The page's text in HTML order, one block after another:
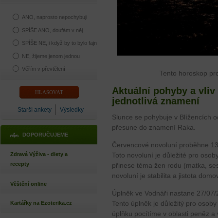
ANO, naprosto nepochybuji
SPÍŠE ANO, doufám v něj
SPÍŠE NE, i když by to bylo fajn
NE, žijeme jenom jednou
Věřím v převtělení
Starší ankety Výsledky
DOPORUČUJEME
Zdravá Výživa - diety a
recepty
Věštění online
Kartářky na Ezoterika.cz
Tento horoskop
Aktuální pohyby a vliv
jednotlivá znamení
Slunce se pohybuje v Blížencích
přesune do znamení Raka.
Červencové novoluní proběhne
Toto novoluní je důležité pro
přinese téma žen rodu (matka,
novoluní je stabilita a jistota
Úplněk ve Vodnáři nastane 27/07/
Tento úplněk je důležitý pro
úplňku pocítíme v oblasti peněz